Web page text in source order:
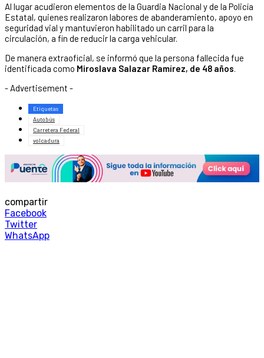
Al lugar acudieron elementos de la Guardia Nacional y de la Policía
Estatal, quienes realizaron labores de abanderamiento, apoyo en
seguridad vial y mantuvieron habilitado un carril para la
circulación, a fin de reducir la carga vehicular.
De manera extraoficial, se informó que la persona fallecida fue
identificada como Miroslava Salazar Ramírez, de 48 años.
- Advertisement -
Etiquetas
Autobús
Carretera Federal
volcadura
compartir
Facebook
Twitter
WhatsApp